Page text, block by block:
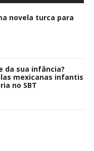
novela turca para
da sua infância?
mexicanas infantis
no SBT